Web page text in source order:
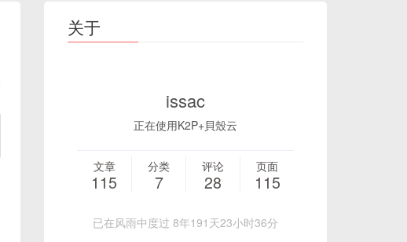
关于
issac
正在使用K2P+貝殼云
文章
115
分类
7
评论
28
页面
115
已在风雨中度过 8年191天23小时36分